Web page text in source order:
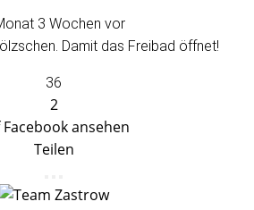
3 Wochen vor
Damit das Freibad öffnet!
36
2
Facebook ansehen
Teilen